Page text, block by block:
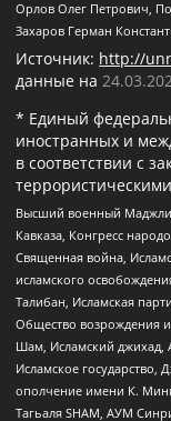
Орлов Олег Петрович,
Захаров Герман
Источник: http://
данные на
* Единый
иностранных и
в соответствии с
Высший военный
Кавказа, Конгресс
Священная война,
исламского
Талибан, Исламская
Общество возрождения
Шам, Исламский джихад,
Исламское
ополчение имени К.
Тагьаля SHAM, АУМ